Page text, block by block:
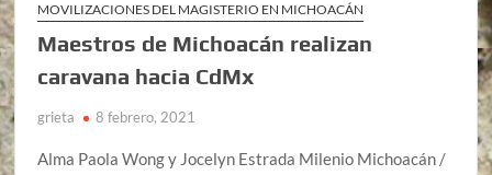
MOVILIZACIONES DEL MAGISTERIO EN MICHOACÁN
Maestros de Michoacán realizan
caravana hacia CdMx
grieta 8 febrero, 2021
Alma Paola Wong y Jocelyn Estrada Milenio Michoacán /